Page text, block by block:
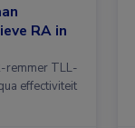
RA in
remmer TLL-
effectiviteit